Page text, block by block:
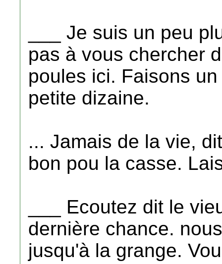
___ Je suis un peu
pas à vous chercher
poules ici. Faisons
petite dizaine.
... Jamais de la vie,
bon pou la casse.
___ Ecoutez dit le
dernière chance.
jusqu'à la grange.